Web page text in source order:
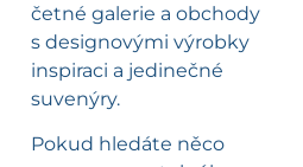
četné galerie a obchody
s designovými výrobky
inspiraci a jedinečné
suvenýry.
Pokud hledáte něco